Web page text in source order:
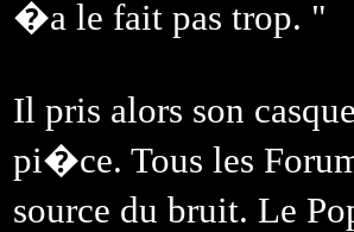
�a le fait pas trop. "
Il pris alors son
pi�ce. Tous les
source du bruit. Le